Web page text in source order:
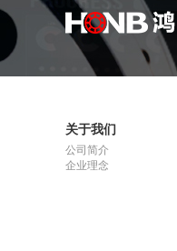
关于我们
公司简介
企业理念